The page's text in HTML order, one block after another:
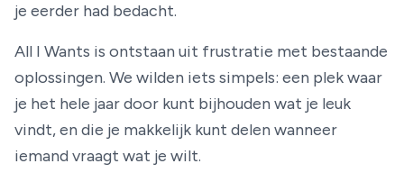
je eerder had bedacht.
All I Wants is ontstaan uit frustratie met bestaande
oplossingen. We wilden iets simpels: een plek waar
je het hele jaar door kunt bijhouden wat je leuk
vindt, en die je makkelijk kunt delen wanneer
iemand vraagt wat je wilt.